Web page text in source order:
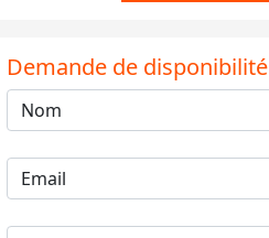
Demande de disponibilité